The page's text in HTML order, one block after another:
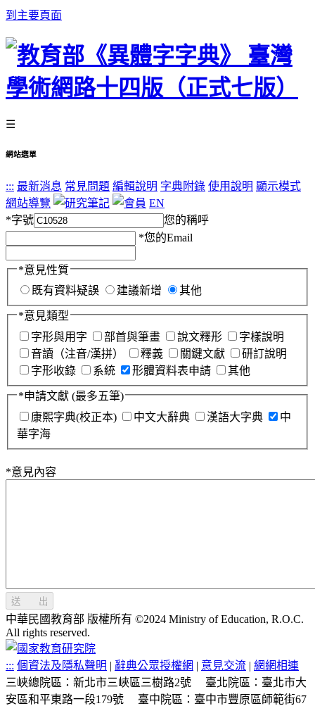
到主要頁面
☰
網站選單
::: 最新消息 常見問題 編輯說明 字典附錄 使用說明 顯示模式
網站導覽
EN
*字號
您的稱呼
*您的Email
*意見性質
既有資料疑誤
建議新增 其他
*意見類型
字形與用字
部首與筆畫 說文釋形
字樣說明
音讀（注音/漢拼）
釋義 關鍵文獻
研訂說明
字形收錄
系統 形體資料表申請 其他
*申請文獻 (最多五筆)
康熙字典(校正本)
中文大辭典 漢語大字典
中
華字海
*意見內容
送 出
中華民國教育部 版權所有 ©2024 Ministry of Education, R.O.C.
All rights reserved.
::: 個資法及隱私聲明 | 辭典公眾授權網 | 意見交流 | 網網相連
三峽總院區：新北市三峽區三樹路2號
臺北院區：臺北市大
安區和平東路一段179號
臺中院區：臺中市豐原區師範街67